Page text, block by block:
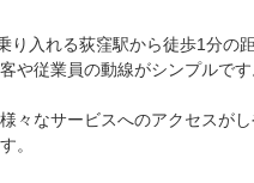
入れる荻窪駅から徒歩1分の
や従業員の動線がシンプルで
なサービスへのアクセスが
。